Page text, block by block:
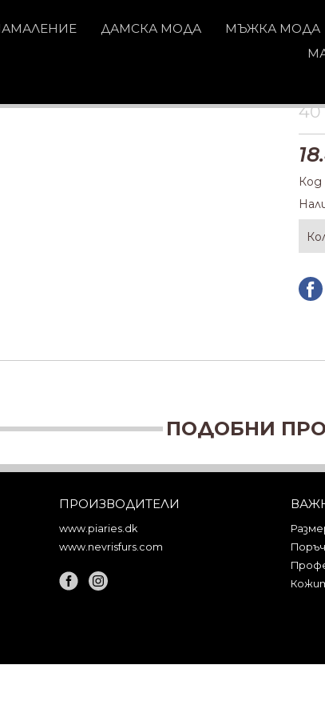
ДАМСКА МОДА МЪЖКА МОДА
40
Код
ПОДОБНИ
ПРОИЗВОДИТЕЛИ
www.piaries.dk
www.nevrisfurs.com